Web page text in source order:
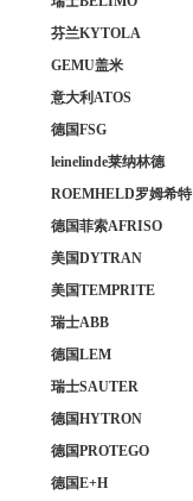
芬兰KYTOLA
GEMU盖米
意大利ATOS
德国FSG
leinelinde莱纳林德
ROEMHELD罗姆希特
德国菲索AFRISO
美国DYTRAN
美国TEMPRITE
瑞士ABB
德国LEM
瑞士SAUTER
德国HYTRON
德国PROTEGO
德国E+H